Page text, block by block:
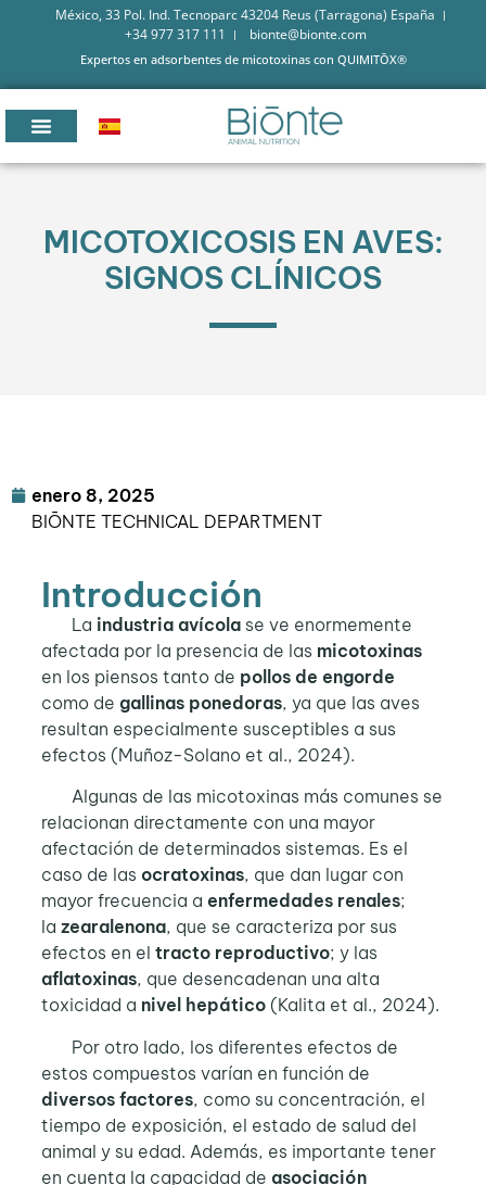
México, 33 Pol. Ind. Tecnoparc 43204 Reus (Tarragona) España
+34 977 317 111
bionte@bionte.com
Expertos en adsorbentes de micotoxinas con QUIMITŌX®
MICOTOXICOSIS EN AVES:
SIGNOS CLÍNICOS
enero 8, 2025
BIŌNTE TECHNICAL DEPARTMENT
Introducción
La industria avícolase ve enormemente
afectada por la presencia de las micotoxinas
en los piensos tanto de pollos de engorde
como de gallinas ponedoras, ya que las aves
resultan especialmente susceptibles a sus
efectos (Muñoz-Solano et al., 2024).
Algunas de las micotoxinas más comunes se
relacionan directamente con una mayor
afectación de determinados sistemas. Es el
caso de las ocratoxinas, que dan lugar con
mayor frecuencia a enfermedades renales;
la zearalenona, que se caracteriza por sus
efectos en el tracto reproductivo; y las
aflatoxinas, que desencadenan una alta
toxicidad a nivel hepático(Kalita et al., 2024).
Por otro lado, los diferentes efectos de
estos compuestos varían en función de
diversos factores, como su concentración, el
tiempo de exposición, el estado de salud del
animal y su edad. Además, es importante tener
en cuenta la capacidad de asociación